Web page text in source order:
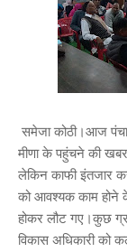
समेजा कोठी।आज
मीणा के पहुंचने की
लेकिन काफी इंतजार
को आवश्यक काम होने
होकर लौट गए।कुछ
विकास अधिकारी को